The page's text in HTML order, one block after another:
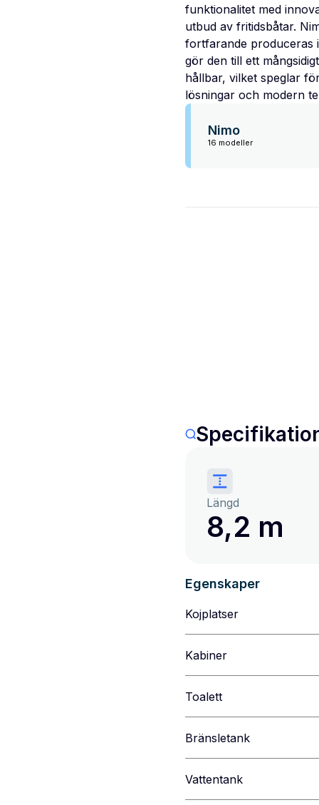
funktionalitet med
utbud av fritidsbåtar.
fortfarande produceras
gör den till ett
hållbar, vilket speglar
lösningar och modern
Nimo
16 modeller
Längd
8,2 m
Egenskaper
Kojplatser
Kabiner
Toalett
Bränsletank
Vattentank